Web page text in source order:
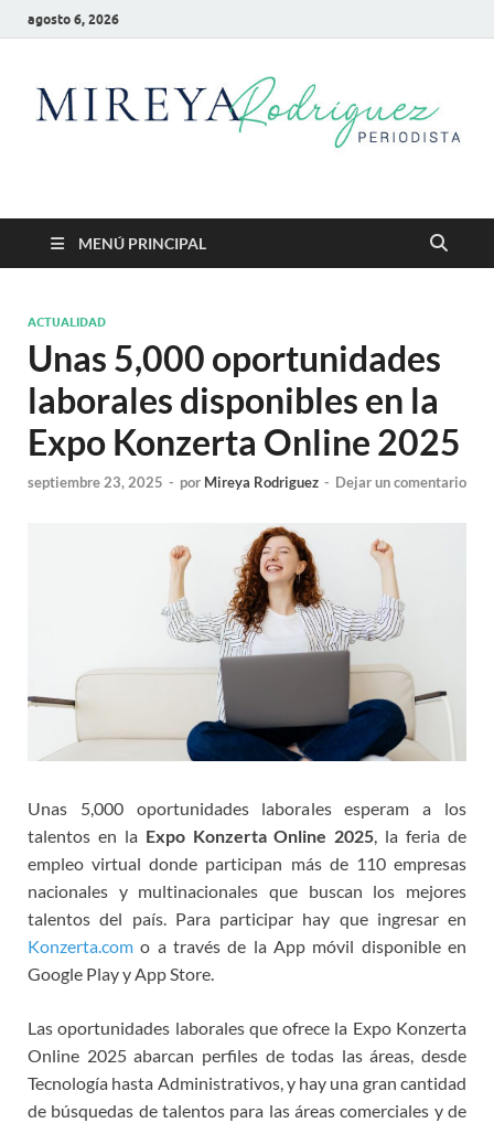
agosto 6, 2026
Mireya Rodriguez
MENÚ PRINCIPAL
ACTUALIDAD
Unas 5,000 oportunidades
laborales disponibles en la
Expo Konzerta Online 2025
septiembre 23, 2025 - por Mireya Rodriguez - Dejar un comentario
Unas 5,000 oportunidades laborales esperam a los
talentos en la Expo Konzerta Online 2025, la feria de
empleo virtual donde participan más de 110 empresas
nacionales y multinacionales que buscan los mejores
talentos del país. Para participar hay que ingresar en
Konzerta.com o a través de la App móvil disponible en
Google Play y App Store.
Las oportunidades laborales que ofrece la Expo Konzerta
Online 2025 abarcan perfiles de todas las áreas, desde
Tecnología hasta Administrativos, y hay una gran cantidad
de búsquedas de talentos para las áreas comerciales y de